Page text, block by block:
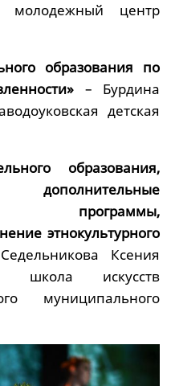
молодежный центр
образования по
– Бурдина
детская
образования,
программы,
этнокультурного
Ксения
школа искусств
муниципального